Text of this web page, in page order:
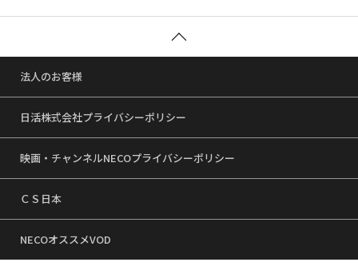
法人のお客様
日活株式会社プライバシーポリシー
映画・チャンネルNECOプライバシーポリシー
ＣＳ日本
NECOオススメVOD